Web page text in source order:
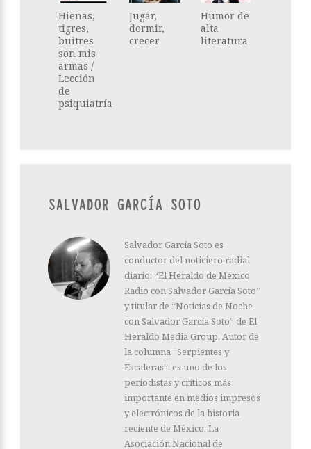
Hienas,
tigres,
buitres
son mis
armas /
Lección
de
psiquiatría
Jugar,
dormir,
crecer
Humor de
alta
literatura
SALVADOR GARCÍA SOTO
Salvador García Soto es
conductor del noticiero radial
diario: “El Heraldo de México
Radio con Salvador García Soto”
y titular de “Noticias de Noche
con Salvador García Soto” de El
Heraldo Media Group. Autor de
la columna “Serpientes y
Escaleras”, es uno de los
periodistas y críticos más
importante en medios impresos
y electrónicos de la historia
reciente de México. La
Asociación Nacional de